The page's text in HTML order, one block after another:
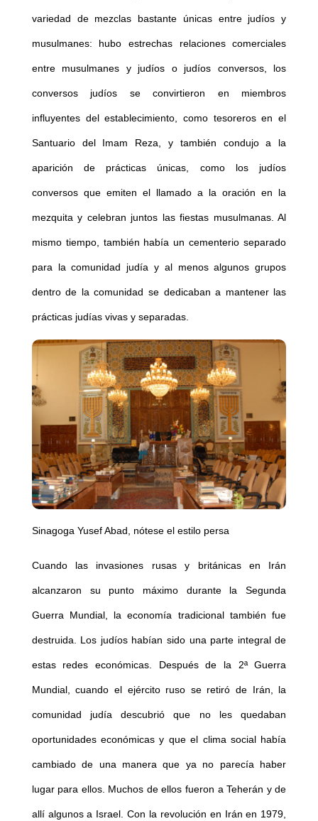
variedad de mezclas bastante únicas entre judíos y
musulmanes: hubo estrechas relaciones comerciales
entre musulmanes y judíos o judíos conversos, los
conversos judíos se convirtieron en miembros
influyentes del establecimiento, como tesoreros en el
Santuario del Imam Reza, y también condujo a la
aparición de prácticas únicas, como los judíos
conversos que emiten el llamado a la oración en la
mezquita y celebran juntos las fiestas musulmanas. Al
mismo tiempo, también había un cementerio separado
para la comunidad judía y al menos algunos grupos
dentro de la comunidad se dedicaban a mantener las
prácticas judías vivas y separadas.
Sinagoga Yusef Abad, nótese el estilo persa
Cuando las invasiones rusas y británicas en Irán
alcanzaron su punto máximo durante la Segunda
Guerra Mundial, la economía tradicional también fue
destruida. Los judíos habían sido una parte integral de
estas redes económicas. Después de la 2ª Guerra
Mundial, cuando el ejército ruso se retiró de Irán, la
comunidad judía descubrió que no les quedaban
oportunidades económicas y que el clima social había
cambiado de una manera que ya no parecía haber
lugar para ellos. Muchos de ellos fueron a Teherán y de
allí algunos a Israel. Con la revolución en Irán en 1979,